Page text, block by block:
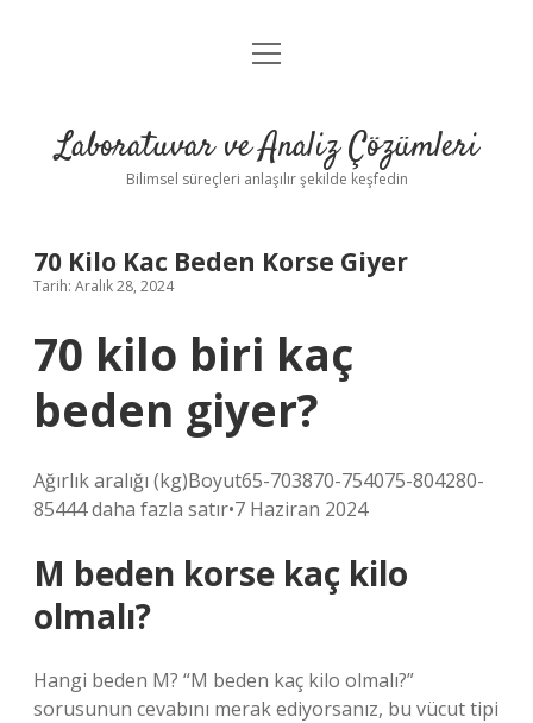
Anasayfa
Yasal Uyarı
menüyü
Laboratuvar ve Analiz Çözümleri
Bilimsel süreçleri anlaşılır şekilde keşfedin
70 Kilo Kac Beden Korse Giyer
Tarih: Aralık 28, 2024
70 kilo biri kaç
beden giyer?
Ağırlık aralığı (kg)Boyut65-703870-754075-804280-
85444 daha fazla satır•7 Haziran 2024
M beden korse kaç kilo
olmalı?
Hangi beden M? “M beden kaç kilo olmalı?”
sorusunun cevabını merak ediyorsanız, bu vücut tipi